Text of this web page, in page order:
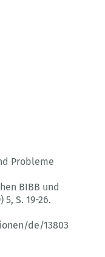
Probleme
BIBB und
5, S. 19-26.
de/13803